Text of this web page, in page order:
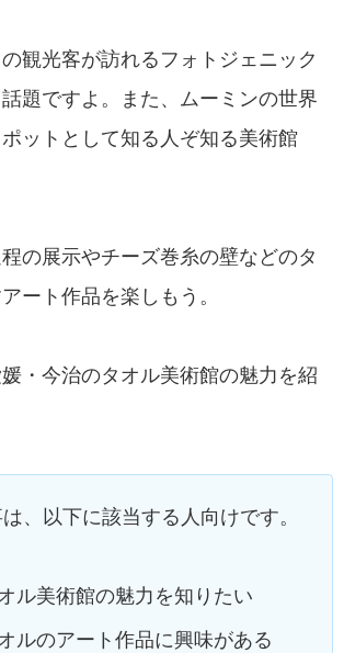
観光客が訪れるフォトジェニック
題ですよ。また、ムーミンの世界
ットとして知る人ぞ知る美術館
の展示やチーズ巻糸の壁などのタ
ート作品を楽しもう。
・今治のタオル美術館の魅力を紹
、以下に該当する人向けです。
ル美術館の魅力を知りたい
ルのアート作品に興味がある